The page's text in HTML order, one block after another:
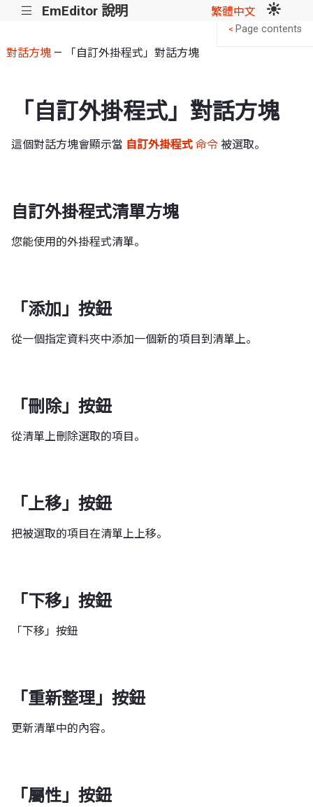
||| EmEditor 說明 繁體中文
對話方塊— 「自訂外掛程式」對話方塊
「自訂外掛程式」對話方塊
這個對話方塊會顯示當 自訂外掛程式 命令 被選取。
自訂外掛程式清單方塊
您能使用的外掛程式清單。
「添加」按鈕
從一個指定資料夾中添加一個新的項目到清單上。
「刪除」按鈕
從清單上刪除選取的項目。
「上移」按鈕
把被選取的項目在清單上上移。
「下移」按鈕
「下移」按鈕
「重新整理」按鈕
更新清單中的內容。
「屬性」按鈕
< Page contents